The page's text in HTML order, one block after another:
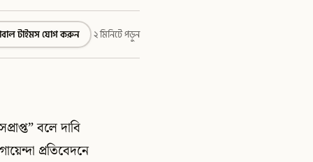
টাইমস যোগ করুন ২ মিনিটে পড়ুন
বলে দাবি
প্রতিবেদনে